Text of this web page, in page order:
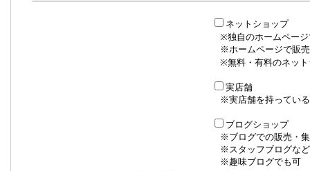
ネットショップ
※独自のホームページ
※ホームページで販売
※無料・有料のネット
実店舗
※実店舗を持ってい
ブログショップ
※ブログでの販売・
※スタッフブログな
※趣味ブログでも可